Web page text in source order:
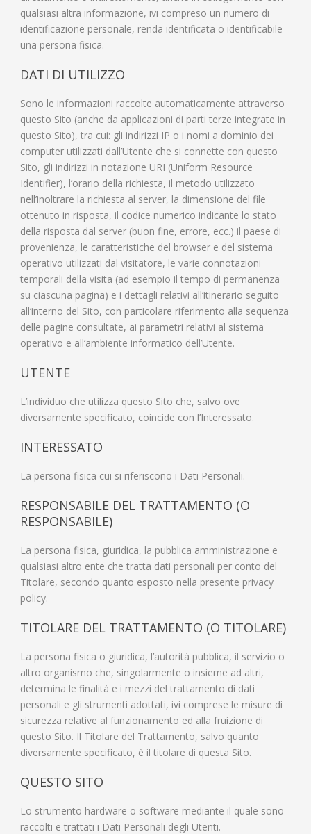
qualsiasi altra informazione, ivi compreso un numero di
identificazione personale, renda identificata o identificabile
una persona fisica.
DATI DI UTILIZZO
Sono le informazioni raccolte automaticamente attraverso
questo Sito (anche da applicazioni di parti terze integrate in
questo Sito), tra cui: gli indirizzi IP o i nomi a dominio dei
computer utilizzati dall’Utente che si connette con questo
Sito, gli indirizzi in notazione URI (Uniform Resource
Identifier), l’orario della richiesta, il metodo utilizzato
nell’inoltrare la richiesta al server, la dimensione del file
ottenuto in risposta, il codice numerico indicante lo stato
della risposta dal server (buon fine, errore, ecc.) il paese di
provenienza, le caratteristiche del browser e del sistema
operativo utilizzati dal visitatore, le varie connotazioni
temporali della visita (ad esempio il tempo di permanenza
su ciascuna pagina) e i dettagli relativi all’itinerario seguito
all’interno del Sito, con particolare riferimento alla sequenza
delle pagine consultate, ai parametri relativi al sistema
operativo e all’ambiente informatico dell’Utente.
UTENTE
L’individuo che utilizza questo Sito che, salvo ove
diversamente specificato, coincide con l’Interessato.
INTERESSATO
La persona fisica cui si riferiscono i Dati Personali.
RESPONSABILE DEL TRATTAMENTO (O
RESPONSABILE)
La persona fisica, giuridica, la pubblica amministrazione e
qualsiasi altro ente che tratta dati personali per conto del
Titolare, secondo quanto esposto nella presente privacy
policy.
TITOLARE DEL TRATTAMENTO (O TITOLARE)
La persona fisica o giuridica, l’autorità pubblica, il servizio o
altro organismo che, singolarmente o insieme ad altri,
determina le finalità e i mezzi del trattamento di dati
personali e gli strumenti adottati, ivi comprese le misure di
sicurezza relative al funzionamento ed alla fruizione di
questo Sito. Il Titolare del Trattamento, salvo quanto
diversamente specificato, è il titolare di questa Sito.
QUESTO SITO
Lo strumento hardware o software mediante il quale sono
raccolti e trattati i Dati Personali degli Utenti.